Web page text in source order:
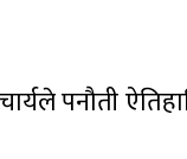
पनौती